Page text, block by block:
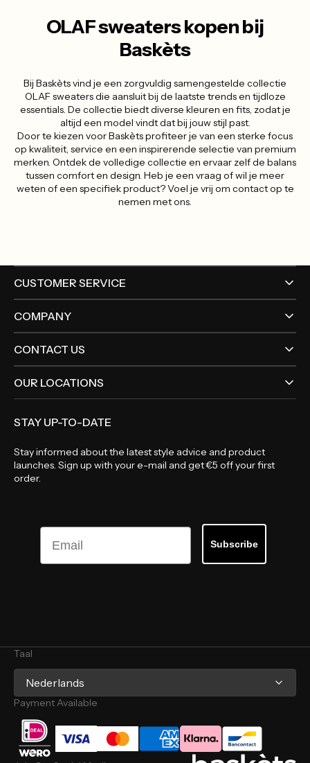
OLAF sweaters kopen bij
Baskèts
Bij Baskèts vind je een zorgvuldig samengestelde collectie
OLAF sweaters die aansluit bij de laatste trends en tijdloze
essentials. De collectie biedt diverse kleuren en fits, zodat je
altijd een model vindt dat bij jouw stijl past.
Door te kiezen voor Baskèts profiteer je van een sterke focus
op kwaliteit, service en een inspirerende selectie van premium
merken. Ontdek de volledige collectie en ervaar zelf de balans
tussen comfort en design. Heb je een vraag of wil je meer
weten of een specifiek product? Voel je vrij om contact op te
nemen met ons.
CUSTOMER SERVICE
COMPANY
CONTACT US
OUR LOCATIONS
STAY UP-TO-DATE
Stay informed about the latest style advice and product
launches. Sign up with your e-mail and get €5 off your first
order.
Email
Subscribe
Taal
Nederlands
Payment Available